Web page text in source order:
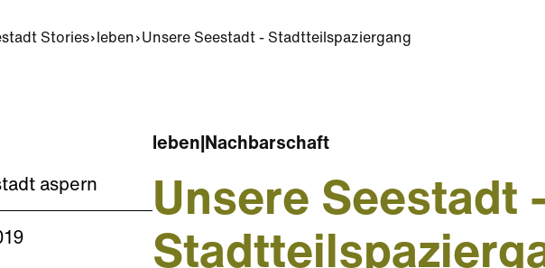
Stories leben Unsere Seestadt - Stadtteilspaziergang
aspern
leben Nachbarschaft
Unsere Seestadt -